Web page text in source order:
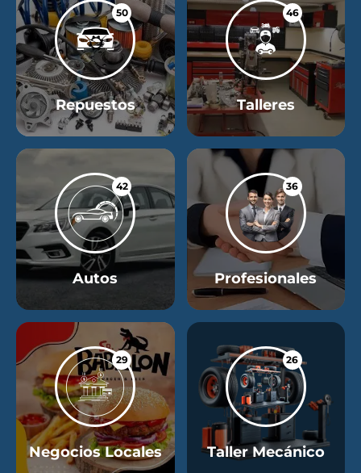
50
Repuestos
46
Talleres
42
Autos
36
Profesionales
29
Negocios Locales
26
Taller Mecánico